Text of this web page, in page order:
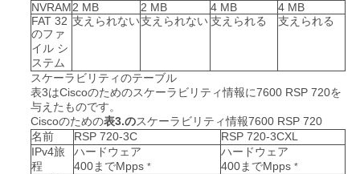
NVRAM2 MB 2 MB 4 MB
4 MB
FAT 32
のファ
イル シ
ステム
支えられない支えられない 支えられる 支えられる
スケーラビリティのテーブル
表3はCiscoのためのスケーラビリティ情報に7600 RSP 720を
与えたものです。
Ciscoのための表3.のスケーラビリティ情報7600 RSP 720
名前
RSP 720-3C
RSP 720-3CXL
IPv4旅
程
ハードウェア
400までMpps *
ハードウェア
400までMpps *